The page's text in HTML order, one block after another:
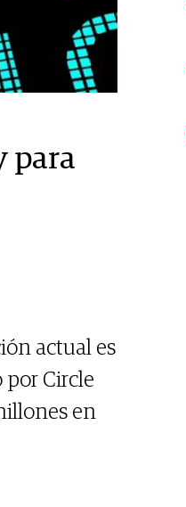
para
actual es
por Circle
en